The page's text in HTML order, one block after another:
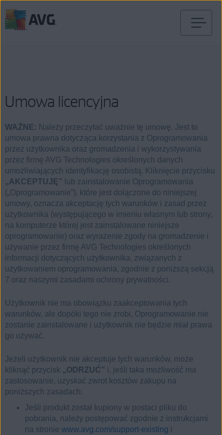
Umowa licencyjna
WAŻNE: Należy przeczytać uważnie tę umowę. Jest to
umowa prawna dotycząca korzystania z Oprogramowania
przez użytkownika oraz gromadzenia i wykorzystywania
przez firmę AVG Technologies określonych danych
umożliwiających identyfikację osobistą. Kliknięcie przycisku
„AKCEPTUJĘ” lub zainstalowanie Oprogramowania
(„Oprogramowanie”), które jest dołączone do niniejszej
umowy, oznacza akceptację tych warunków i zasad przez
użytkownika (występującego w imieniu własnym lub strony,
na komputerze której jest zainstalowane niniejsze
oprogramowanie) oraz wyrażenie zgody na gromadzenie i
używanie przez firmę AVG Technologies określonych
informacji dotyczących użytkownika, związanych z
użytkowaniem oprogramowania, zgodnie z poniższą sekcją
7 oraz naszymi zasadami ochrony prywatności.
Użytkownik nie ma obowiązku zaakceptowania tych
warunków, ale dopóki tego nie zrobi, Oprogramowanie nie
zostanie zainstalowane i użytkownik nie będzie miał prawa
go używać.
Jeżeli użytkownik nie akceptuje tych warunków, może
kliknąć przycisk „ODRZUĆ” i, jeśli taka możliwość ma
zastosowanie, uzyskać zwrot kosztów zakupu na
poniższych zasadach:
Jeśli produkt został kupiony w postaci pliku do
pobrania, należy postępować zgodnie z instrukcjami
na stronie www.avg.com/support-existing i